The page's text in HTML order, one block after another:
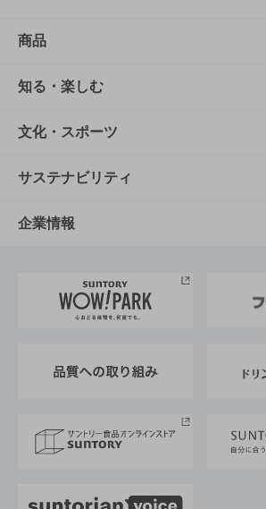
商品
商品TOP
商品一覧
商品発売情報
栄養成分一覧
知る・楽しむ
知る・楽しむTOP
キャンペーン
工場見学
地域情報
文化・スポーツ
文化・スポーツTOP
サントリーホール
サントリーサンバーズ大阪
サステナビリティ
サステナビリティTOP
サントリーが考えるサステナビリ
企業情報
企業概要
採用情報